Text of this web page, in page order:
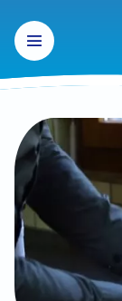
contenu